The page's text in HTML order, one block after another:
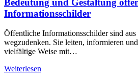
Bedeutung und Gestaltung
Informationsschilder
Öffentliche Informationsschilder sind
wegzudenken. Sie leiten, informieren
vielfältige Weise mit…
Weiterlesen